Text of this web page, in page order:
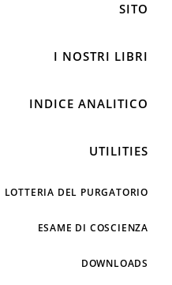
SITO
I NOSTRI LIBRI
INDICE ANALITICO
UTILITIES
LOTTERIA DEL PURGATORIO
ESAME DI COSCIENZA
DOWNLOADS